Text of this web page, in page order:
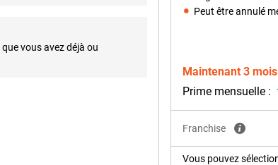
Par exemple, vous
le placer sur un trépied pour
vous avez déjà ou
Peut être annulé
Maintenant 3
Prime mensuelle :
Franchise
Vous pouvez